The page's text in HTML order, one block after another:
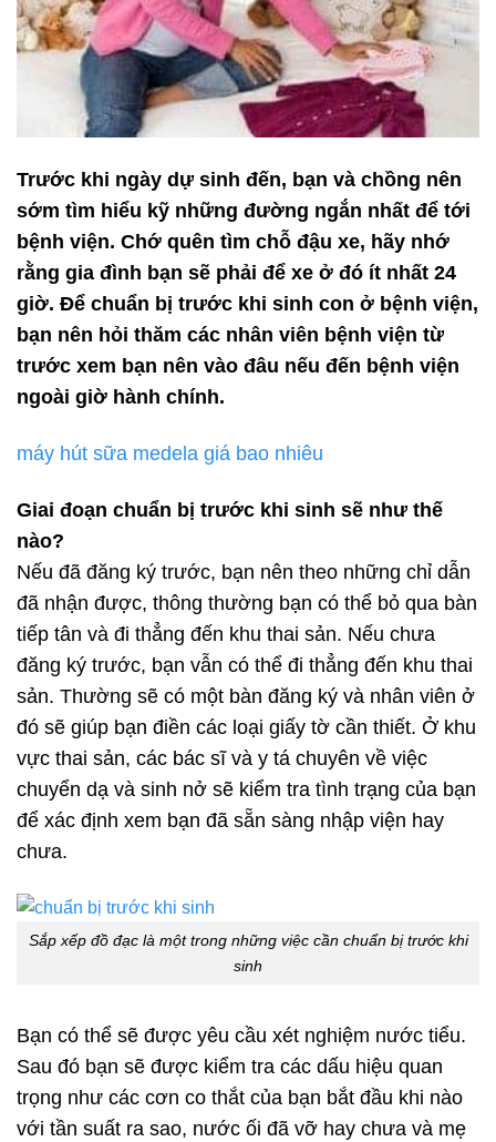
Trước khi ngày dự sinh đến, bạn và chồng nên
sớm tìm hiểu kỹ những đường ngắn nhất để tới
bệnh viện. Chớ quên tìm chỗ đậu xe, hãy nhớ
rằng gia đình bạn sẽ phải để xe ở đó ít nhất 24
giờ. Để chuẩn bị trước khi sinh con ở bệnh viện,
bạn nên hỏi thăm các nhân viên bệnh viện từ
trước xem bạn nên vào đâu nếu đến bệnh viện
ngoài giờ hành chính.
máy hút sữa medela giá bao nhiêu
Giai đoạn chuẩn bị trước khi sinh sẽ như thế
nào?
Nếu đã đăng ký trước, bạn nên theo những chỉ dẫn
đã nhận được, thông thường bạn có thể bỏ qua bàn
tiếp tân và đi thẳng đến khu thai sản. Nếu chưa
đăng ký trước, bạn vẫn có thể đi thẳng đến khu thai
sản. Thường sẽ có một bàn đăng ký và nhân viên ở
đó sẽ giúp bạn điền các loại giấy tờ cần thiết. Ở khu
vực thai sản, các bác sĩ và y tá chuyên về việc
chuyển dạ và sinh nở sẽ kiểm tra tình trạng của bạn
để xác định xem bạn đã sẵn sàng nhập viện hay
chưa.
Sắp xếp đồ đạc là một trong những việc cần chuẩn bị trước khi
sinh
Bạn có thể sẽ được yêu cầu xét nghiệm nước tiểu.
Sau đó bạn sẽ được kiểm tra các dấu hiệu quan
trọng như các cơn co thắt của bạn bắt đầu khi nào
với tần suất ra sao, nước ối đã vỡ hay chưa và mẹ